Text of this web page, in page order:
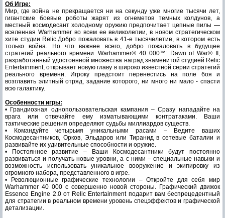
Об Игре:
Мир, где война не прекращается ни на секунду уже многие тысячи лет,
гигантские боевые роботы жарят из огнеметов темных колдунов, а
местный космодесант холодному оружию предпочитает цепные пилы —
вселенная Warhammer во всем ее великолепии, в новом стратегическом
хите студии Relic.Добро пожаловать в 41-е тысячелетие, в котором есть
только война. Но что важнее всего, добро пожаловать в будущее
стратегий реального времени. Warhammer® 40 000™: Dawn of War® II,
разработанный удостоенной множества наград знаменитой студией Relic
Entertainment, открывает новую главу в широко известной серии стратегий
реального времени. Игроку предстоит перенестись на поле боя и
возглавить элитный отряд, задание которого, ни много ни мало - спасти
всю галактику.
Особенности игры:
• Грандиозная однопользовательская кампания – Сразу нападайте на
врага или отвечайте ему изматывающими контратаками. Ваши
тактические решения определяют судьбы миллиардов существ.
• Командуйте четырьмя уникальными расами – Ведите ваших
Космодесантников, Орков, Эльдаров или Тиранид в сетевые баталии и
развивайте их удивительные способности и оружие.
• Постоянное развитие – Ваши Космодесантники будут постоянно
развиваться и получать новые уровни, а с ними – специальные навыки и
возможность использовать уникальное вооружение и экипировку из
огромного набора, представленного в игре.
• Революционные графические технологии – Откройте для себя мир
Warhammer 40 000 с совершенно новой стороны. Графический движок
Essence Engine 2.0 от Relic Entertainment подарит вам беспрецедентный
для стратегии в реальном времени уровень спецэффектов и графической
детализации.